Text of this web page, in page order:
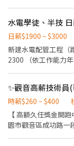
https://lin.ee/
理!!) ~歡迎詢問、預
萬 ⭐️休假: 排休制 ⭐️
金 #桃園 #八德 #大
水電學徒、半技
日薪$1900 ~ $3000
新建水電配管工程（跑大桃園地區
2300 （依工作能力年
時薪$260 ~ $400
【 高額久任獎金開跑中｜
園市觀音區成功路一